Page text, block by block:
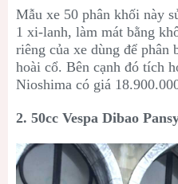
Mẫu xe 50 phân khối này
1 xi-lanh, làm mát bằng
riêng của xe dùng để phân
hoài cổ. Bên cạnh đó tích
Nioshima có giá
2. 50cc Vespa Dibao